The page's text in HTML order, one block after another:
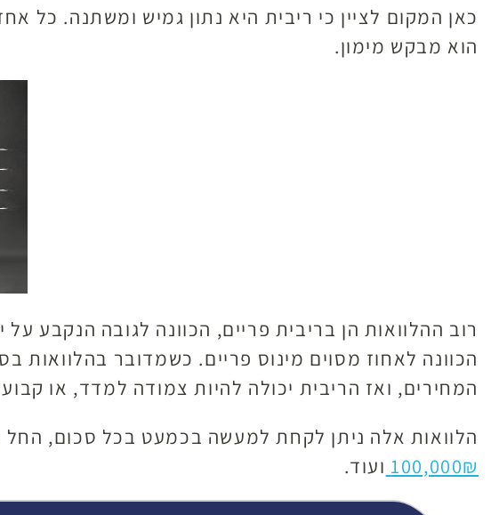
כאן המקום לציין כי ריבית היא נתון גמיש ומשתנה. כל
הוא מבקש מימון.
רוב ההלוואות הן בריבית פריים, הכוונה לגובה הנקבע
הכוונה לאחוז מסוים מינוס פריים. כשמדובר
המחירים, ואז הריבית יכולה להיות צמודה למדד, או
הלוואות אלה ניתן לקחת למעשה בכמעט בכל סכום, החל מהלוואות קטנות של עד
100,000₪ ועוד.